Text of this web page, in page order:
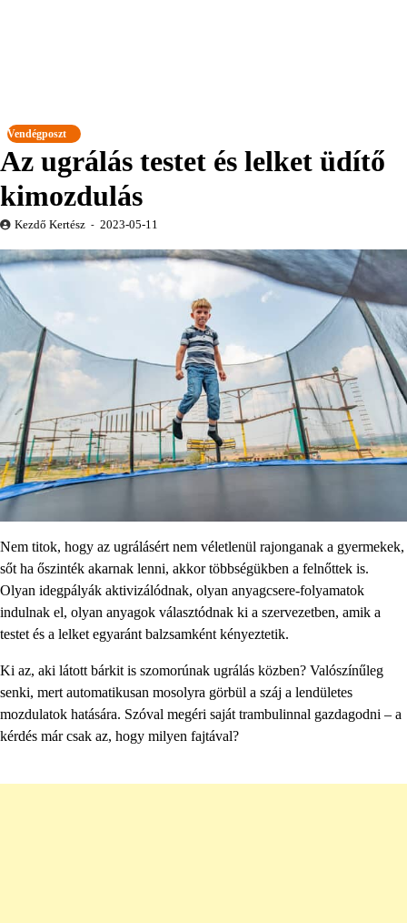
Vendégposzt
Az ugrálás testet és lelket üdítő
kimozdulás
Kezdő Kertész 2023-05-11
Nem titok, hogy az ugrálásért nem véletlenül rajonganak a gyermekek,
sőt ha őszinték akarnak lenni, akkor többségükben a felnőttek is.
Olyan idegpályák aktivizálódnak, olyan anyagcsere-folyamatok
indulnak el, olyan anyagok választódnak ki a szervezetben, amik a
testet és a lelket egyaránt balzsamként kényeztetik.
Ki az, aki látott bárkit is szomorúnak ugrálás közben? Valószínűleg
senki, mert automatikusan mosolyra görbül a száj a lendületes
mozdulatok hatására. Szóval megéri saját trambulinnal gazdagodni – a
kérdés már csak az, hogy milyen fajtával?